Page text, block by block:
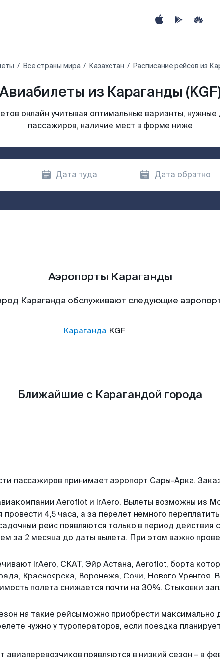
Все страны мира Казахстан Расписание рейсов из
из Караганды
онлайн учитывая оптимальные варианты, нужные
пассажиров, наличие мест в форме ниже
Аэропорты Караганды
Караганда обслуживают следующие
Караганда KGF
Ближайшие с Карагандой города
пассажиров принимает аэропорт Сары-Арка.
Aeroflot и IrAero. Вылеты возможны из
провести 4,5 часа, а за перелет немного
рейс появляются только в период
за 2 месяца до даты вылета. При этом важно
IrAero, СКАТ, Эйр Астана, Aeroflot, борта
Красноярска, Воронежа, Сочи, Нового Уренгоя.
полета снижается почти на 30%. Стыковки
на такие рейсы можно приобрести максимально
нужно у туроператоров, если поездка
появляются в низкий сезон – в